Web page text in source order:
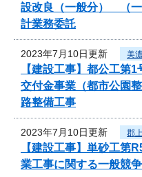
設改良（一般分） （
計業務委託
2023年7月10日更新 美
【建設工事】都公工
交付金事業（都市公園
路整備工事
2023年7月10日更新 郡
【建設工事】単砂工
業工事に関する一般競